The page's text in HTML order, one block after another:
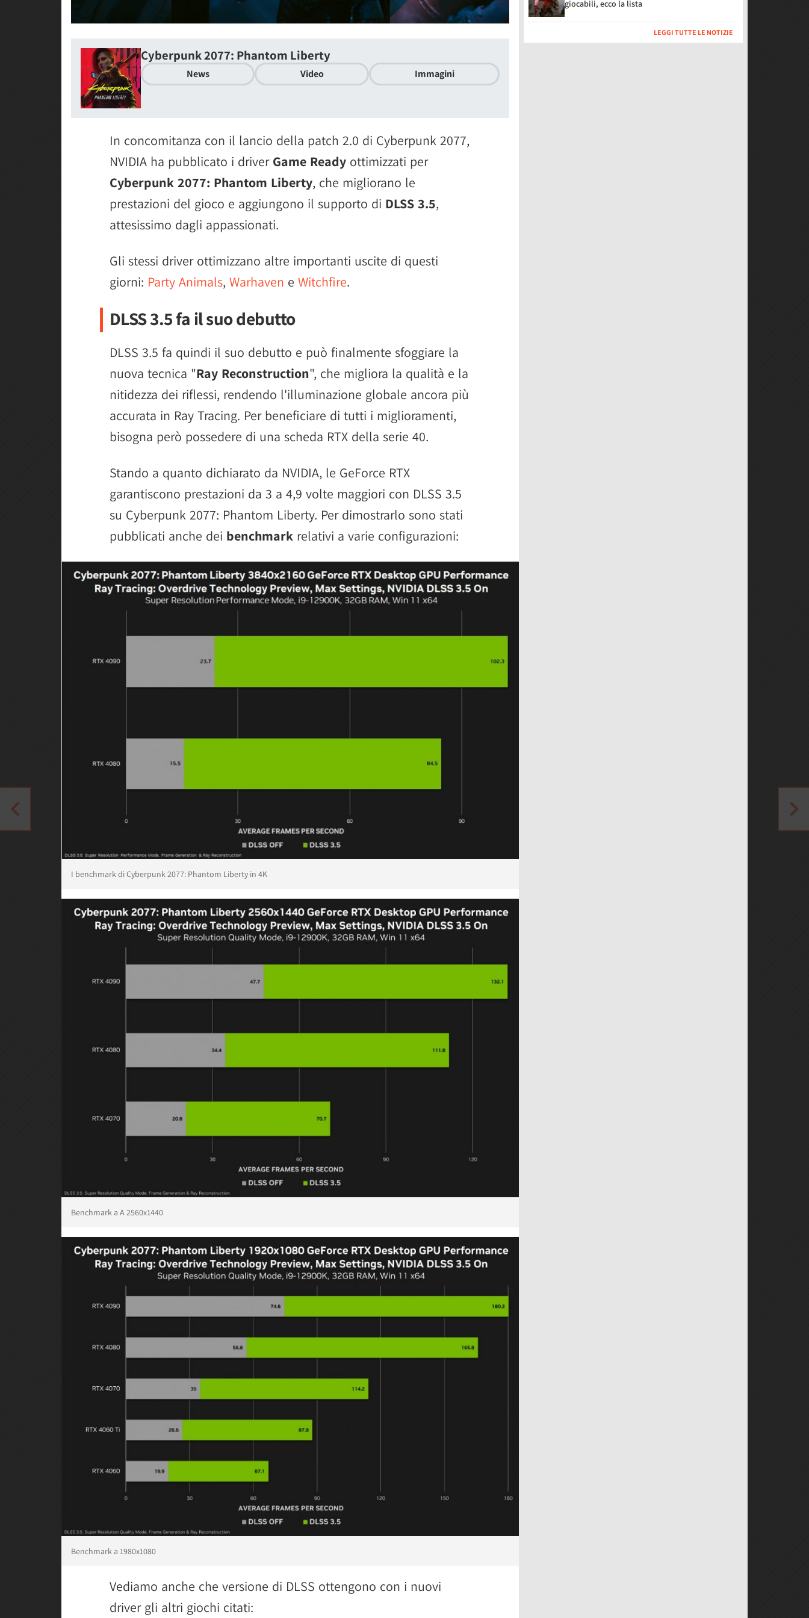
Cyberpunk 2077: Phantom Liberty
News Video Immagini
In concomitanza con il lancio della patch 2.0 di Cyberpunk 2077,
NVIDIA ha pubblicato i driver Game Ready ottimizzati per
Cyberpunk 2077: Phantom Liberty, che migliorano le
prestazioni del gioco e aggiungono il supporto di DLSS 3.5,
attesissimo dagli appassionati.
Gli stessi driver ottimizzano altre importanti uscite di questi
giorni: Party Animals, Warhaven e Witchfire.
DLSS 3.5 fa il suo debutto
DLSS 3.5 fa quindi il suo debutto e può finalmente sfoggiare la
nuova tecnica "Ray Reconstruction", che migliora la qualità e la
nitidezza dei riflessi, rendendo l'illuminazione globale ancora più
accurata in Ray Tracing. Per beneficiare di tutti i miglioramenti,
bisogna però possedere di una scheda RTX della serie 40.
Stando a quanto dichiarato da NVIDIA, le GeForce RTX
garantiscono prestazioni da 3 a 4,9 volte maggiori con DLSS 3.5
su Cyberpunk 2077: Phantom Liberty. Per dimostrarlo sono stati
pubblicati anche dei benchmark relativi a varie configurazioni:
I benchmark di Cyberpunk 2077: Phantom Liberty in 4K
Benchmark a A 2560x1440
Benchmark a 1980x1080
Vediamo anche che versione di DLSS ottengono con i nuovi
driver gli altri giochi citati:
giocabili, ecco la lista
LEGGI TUTTE LE NOTIZIE